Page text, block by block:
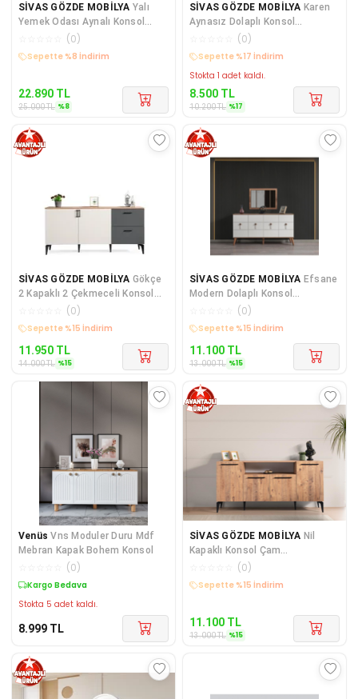
SİVAS GÖZDE MOBİLYA Yalı
Yemek Odası Aynalı Konsol
Büfe 180x45x84
(0)
Kargo Bedava
22.890 TL
25.000TL %8
SİVAS GÖZDE MOBİLYA Karen
Aynasız Dolaplı Konsol
180x43x82cm
(0)
Kargo Bedava
Stokta 1 adet kaldı.
8.500 TL
10.200TL %17
SİVAS GÖZDE MOBİLYA Gökçe
2 Kapaklı 2 Çekmeceli Konsol
Büfe 180x45x85.5
(0)
Kargo Bedava
11.950 TL
14.000TL %15
SİVAS GÖZDE MOBİLYA Efsane
Modern Dolaplı Konsol
160x83x43cm
(0)
Kargo Bedava
11.100 TL
13.000TL %15
Venüs Vns Moduler Duru Mdf
Mebran Kapak Bohem Konsol
(0)
Kargo Bedava
Stokta 5 adet kaldı.
8.999 TL
SİVAS GÖZDE MOBİLYA Nil
Kapaklı Konsol Çam
180x45x85,5
(0)
Kargo Bedava
11.100 TL
13.000TL %15